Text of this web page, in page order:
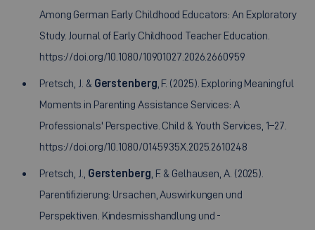
Among German Early Childhood Educators: An Exploratory
Study. Journal of Early Childhood Teacher Education.
https://doi.org/10.1080/10901027.2026.2660959
Pretsch, J. & Gerstenberg , F. (2025). Exploring Meaningful
Moments in Parenting Assistance Services: A
Professionals' Perspective. Child & Youth Services, 1–27.
https://doi.org/10.1080/0145935X.2025.2610248
Pretsch, J., Gerstenberg , F. & Gelhausen, A. (2025).
Parentifizierung: Ursachen, Auswirkungen und
Perspektiven. Kindesmisshandlung und -